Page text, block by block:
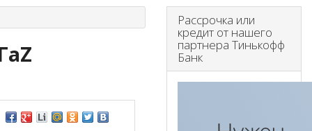
Рассрочка или
кредит от нашего
партнера Тинькофф
Банк